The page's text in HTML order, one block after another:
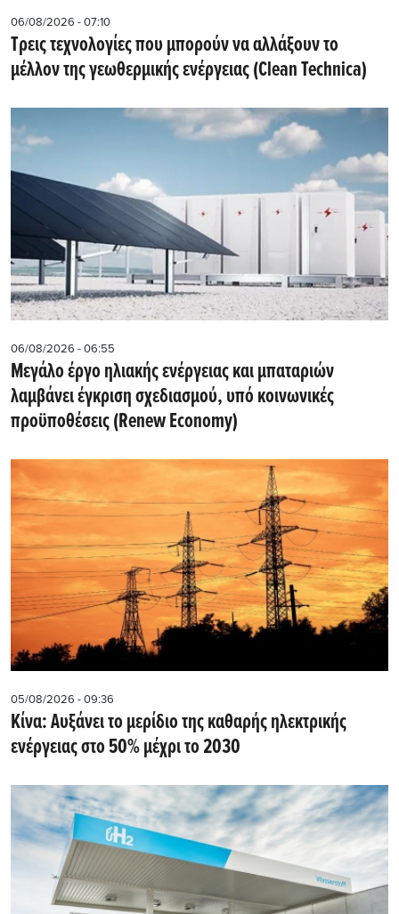
06/08/2026 - 07:10
Τρεις τεχνολογίες που μπορούν να αλλάξουν το
μέλλον της γεωθερμικής ενέργειας (Clean Technica)
06/08/2026 - 06:55
Μεγάλο έργο ηλιακής ενέργειας και μπαταριών
λαμβάνει έγκριση σχεδιασμού, υπό κοινωνικές
προϋποθέσεις (Renew Economy)
05/08/2026 - 09:36
Κίνα: Αυξάνει το μερίδιο της καθαρής ηλεκτρικής
ενέργειας στο 50% μέχρι το 2030